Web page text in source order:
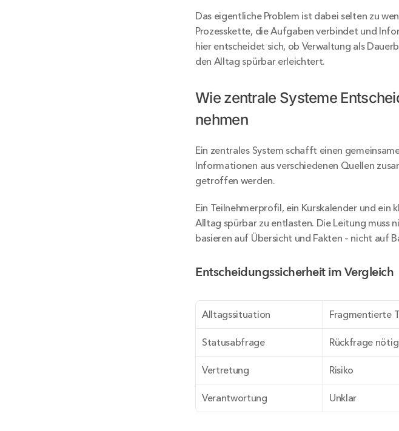
Das eigentliche Problem ist dabei selten zu
Prozesskette, die Aufgaben verbindet und
hier entscheidet sich, ob Verwaltung als
den Alltag spürbar erleichtert.
Wie zentrale Systeme
nehmen
Ein zentrales System schafft einen
Informationen aus verschiedenen Quellen
getroffen werden.
Ein Teilnehmerprofil, ein Kurskalender und ein
Alltag spürbar zu entlasten. Die Leitung muss
basieren auf Übersicht und Fakten – nicht auf
Entscheidungssicherheit im Vergleich
Alltagssituation Fragmentierte
Statusabfrage Rückfrage nötig
Vertretung Risiko
Verantwortung Unklar